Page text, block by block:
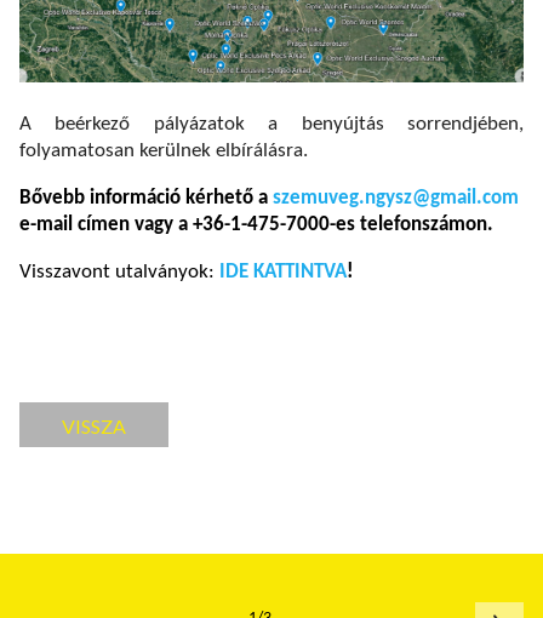
A beérkező pályázatok a benyújtás sorrendjében,
folyamatosan kerülnek elbírálásra.
Bővebb információ kérhető a szemuveg.ngysz@gmail.com
e-mail címen vagy a +36-1-475-7000-es telefonszámon.
Visszavont utalványok: IDE KATTINTVA!
VISSZA